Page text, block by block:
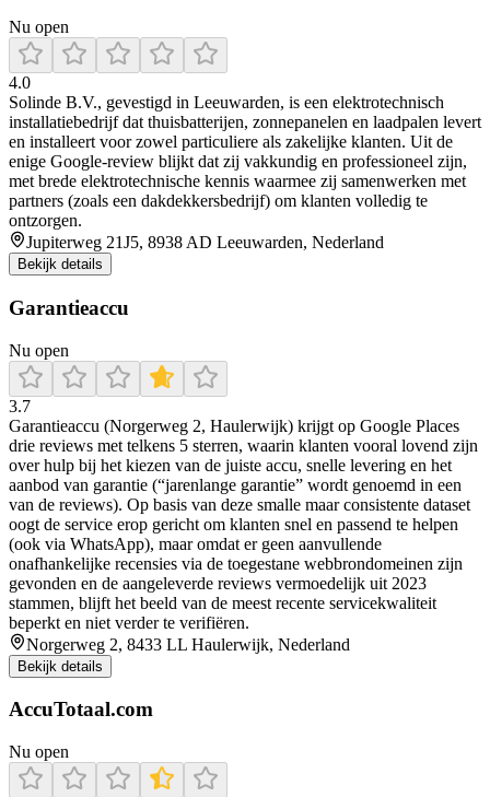
Nu open
4.0
Solinde B.V., gevestigd in Leeuwarden, is een elektrotechnisch
installatiebedrijf dat thuisbatterijen, zonnepanelen en laadpalen levert
en installeert voor zowel particuliere als zakelijke klanten. Uit de
enige Google‑review blijkt dat zij vakkundig en professioneel zijn,
met brede elektrotechnische kennis waarmee zij samenwerken met
partners (zoals een dakdekkersbedrijf) om klanten volledig te
ontzorgen.
Jupiterweg 21J5, 8938 AD Leeuwarden, Nederland
Bekijk details
Garantieaccu
Nu open
3.7
Garantieaccu (Norgerweg 2, Haulerwijk) krijgt op Google Places
drie reviews met telkens 5 sterren, waarin klanten vooral lovend zijn
over hulp bij het kiezen van de juiste accu, snelle levering en het
aanbod van garantie (“jarenlange garantie” wordt genoemd in een
van de reviews). Op basis van deze smalle maar consistente dataset
oogt de service erop gericht om klanten snel en passend te helpen
(ook via WhatsApp), maar omdat er geen aanvullende
onafhankelijke recensies via de toegestane webbrondomeinen zijn
gevonden en de aangeleverde reviews vermoedelijk uit 2023
stammen, blijft het beeld van de meest recente servicekwaliteit
beperkt en niet verder te verifiëren.
Norgerweg 2, 8433 LL Haulerwijk, Nederland
Bekijk details
AccuTotaal.com
Nu open